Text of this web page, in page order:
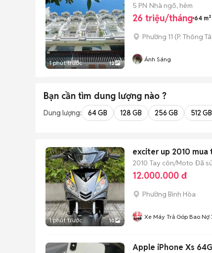
1 phút trước 12
5 PN Nhà ngõ, hẻm
26 triệu/tháng 64 m²
Phường 11 (P. Thông
Ánh Sáng
Bạn cần tìm dung lượng nào ?
Dung lượng: 64 GB 128 GB 256 GB 512 GB
1 phút trước 10
exciter up 2010 mua
2010 Tay côn/Moto Đã
12.000.000 đ
Phường Bình Hòa
Xe Máy Trả Góp Bao Nợ
Apple iPhone Xs